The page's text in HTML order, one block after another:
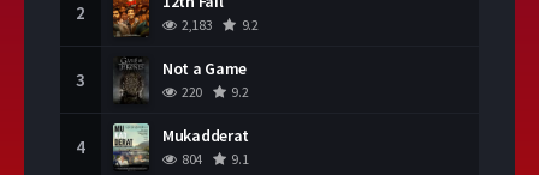
2
2,183 9.2
3 Not a Game
220 9.2
4 Mukadderat
804 9.1